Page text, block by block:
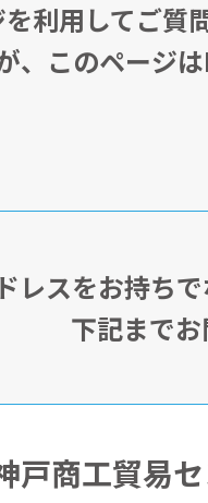
利用してご質
、このページ
レスをお持ちで
下記までお
戸商工貿易